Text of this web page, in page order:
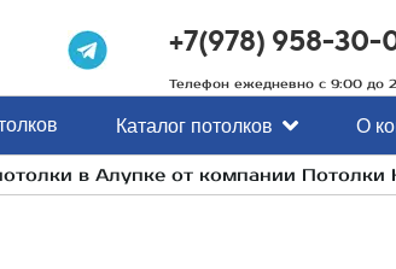
+7(978) 958-30-
Телефон ежедневно с 9:00 до
Каталог потолков О
в Алупке от компании